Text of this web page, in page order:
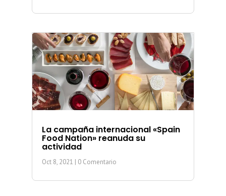
La campaña internacional «Spain
Food Nation» reanuda su
actividad
Oct 8, 2021 | 0 Comentario